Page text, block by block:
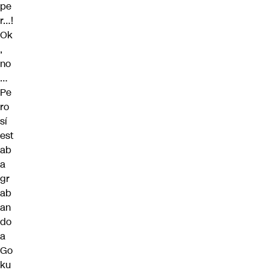
pe
r…!
Ok
,
no
…
Pe
ro
sí
est
ab
a
gr
ab
an
do
a
Go
ku